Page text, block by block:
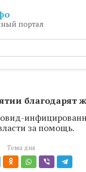
портал
благодарят
за помощь.
Тема дня